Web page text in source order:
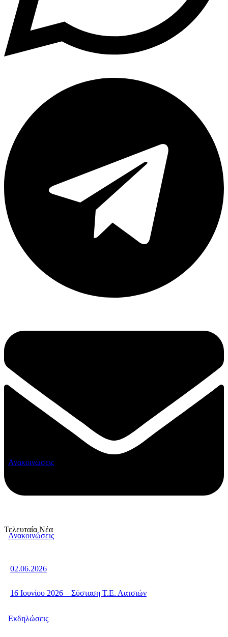
Τελευταία Νέα
Ανακοινώσεις
02.06.2026
16 Ιουνίου 2026 – Σύσταση Τ.Ε. Λατσιών
Ανακοινώσεις
Εκδηλώσεις